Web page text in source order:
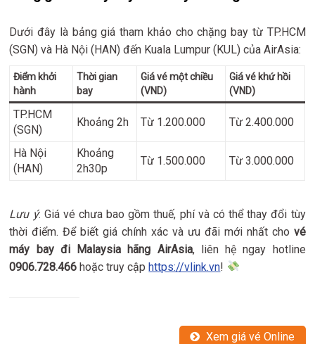
Dưới đây là bảng giá tham khảo cho chặng bay từ TP.HCM
(SGN) và Hà Nội (HAN) đến Kuala Lumpur (KUL) của AirAsia:
Điểm khởi
hành
Thời gian
bay
Giá vé một chiều
(VND)
Giá vé khứ hồi
(VND)
TP.HCM
(SGN)
Khoảng 2h Từ 1.200.000 Từ 2.400.000
Hà Nội
(HAN)
Khoảng
2h30p
Từ 1.500.000 Từ 3.000.000
Lưu ý: Giá vé chưa bao gồm thuế, phí và có thể thay đổi tùy
thời điểm. Để biết giá chính xác và ưu đãi mới nhất cho vé
máy bay đi Malaysia hãng AirAsia, liên hệ ngay hotline
0906.728.466 hoặc truy cậphttps://vlink.vn!
Xem giá vé Online